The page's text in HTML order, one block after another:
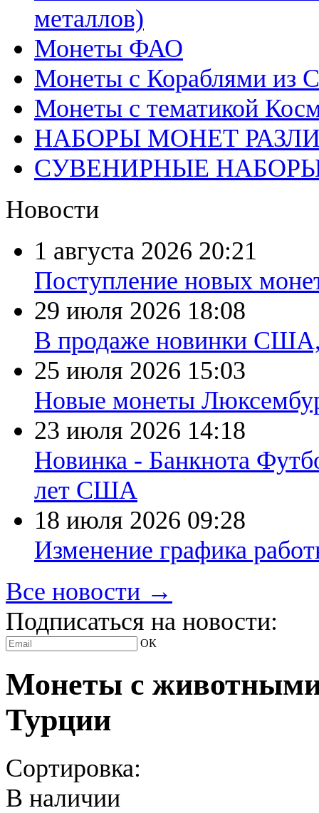
металлов)
Монеты ФАО
Монеты с Кораблями из
Монеты с тематикой
НАБОРЫ МОНЕТ
СУВЕНИРНЫЕ
Новости
1 августа 2026 20:21
Поступление новых
29 июля 2026 18:08
В продаже новинки
25 июля 2026 15:03
Новые монеты
23 июля 2026 14:18
Новинка - Банкнота
лет США
18 июля 2026 09:28
Изменение графика
Все новости →
Подписаться на новости:
ОК
Монеты с животными
Турции
Сортировка:
В наличии